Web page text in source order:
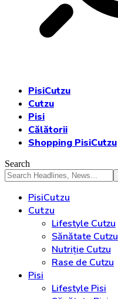
PisiCutzu
Cutzu
Pisi
Călătorii
Shopping PisiCutzu
Search
PisiCutzu
Cutzu
Lifestyle Cutzu
Sănătate Cutzu
Nutriție Cutzu
Rase de Cutzu
Pisi
Lifestyle Pisi